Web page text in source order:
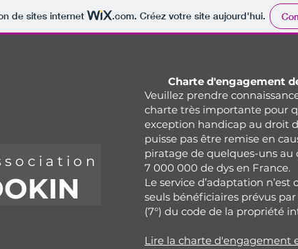
de sites internet .com. Créez votre site aujourd'hui.
Charte d'engagement
Veuillez prendre
charte très importante pour
exception handicap au droit
puisse pas être remise en
piratage de quelques-uns
7 000 000 de dys en France.
Le service d’adaptation n’est
seuls bénéficiaires prévus par
(7°) du code de la propriété
Lire la charte d'engagement